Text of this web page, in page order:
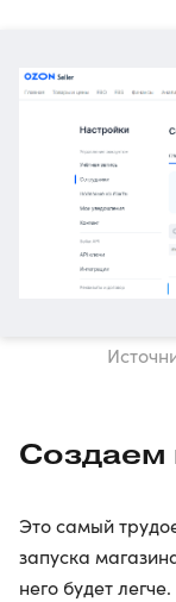
Создаем
Это самый
запуска
него будет